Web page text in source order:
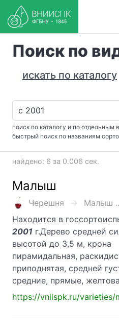
Поиск по
искать по каталогу
поиск по каталогу и по отдельным
быстрый поиск по названиям
найдено: 6 за 0.006 сек.
Малыш
Черешня
Малыш
Находится в
2001 г.Дерево средней
высотой до 3,5 м, крона
пирамидальная,
приподнятая, средней
средние, прямые,
https://vniispk.ru/varieties/